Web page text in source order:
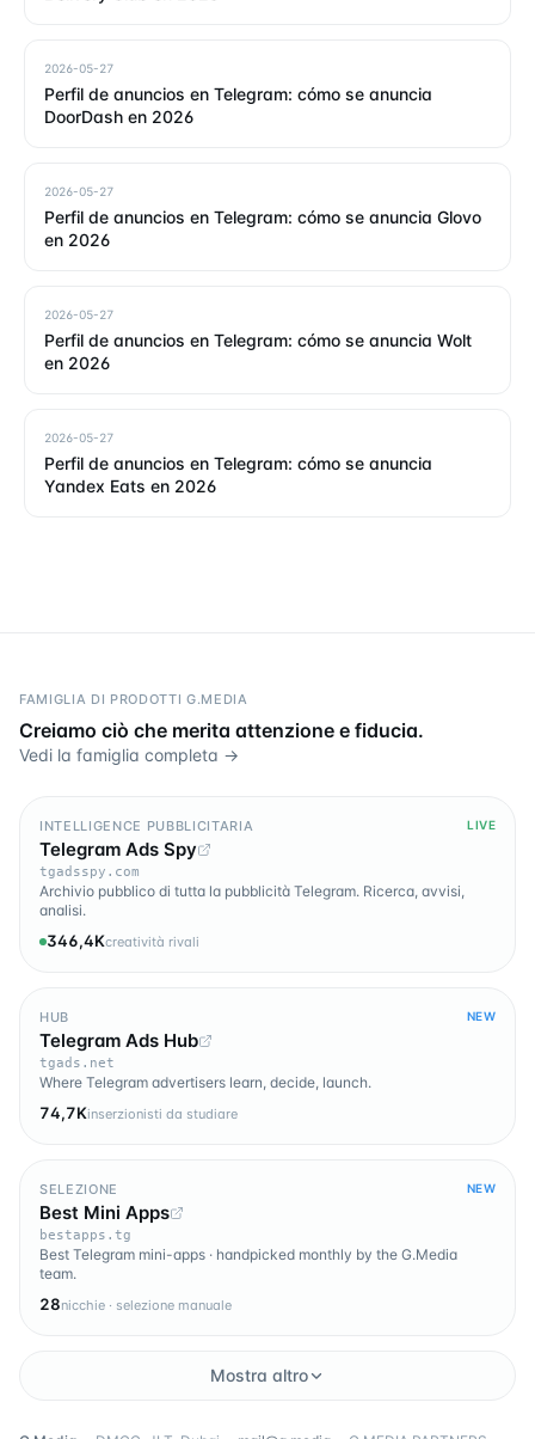
2026-05-27
Perfil de anuncios en Telegram: cómo se anuncia
DoorDash en 2026
2026-05-27
Perfil de anuncios en Telegram: cómo se anuncia Glovo
en 2026
2026-05-27
Perfil de anuncios en Telegram: cómo se anuncia Wolt
en 2026
2026-05-27
Perfil de anuncios en Telegram: cómo se anuncia
Yandex Eats en 2026
FAMIGLIA DI PRODOTTI G.MEDIA
Creiamo ciò che merita attenzione e fiducia.
Vedi la famiglia completa →
INTELLIGENCE PUBBLICITARIA LIVE
Telegram Ads Spy
tgadsspy.com
Archivio pubblico di tutta la pubblicità Telegram. Ricerca, avvisi,
analisi.
346,4Kcreatività rivali
HUB NEW
Telegram Ads Hub
tgads.net
Where Telegram advertisers learn, decide, launch.
74,7Kinserzionisti da studiare
SELEZIONE NEW
Best Mini Apps
bestapps.tg
Best Telegram mini-apps · handpicked monthly by the G.Media
team.
28nicchie · selezione manuale
Mostra altro